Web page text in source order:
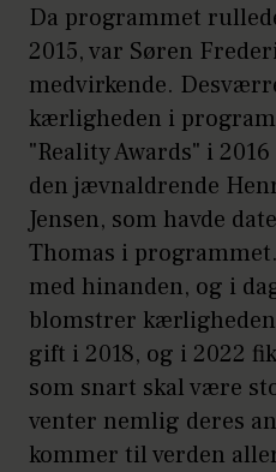
Da programmet
2015, var Søren
medvirkende.
kærligheden i
"Reality Awards" i
den jævnaldrende
Jensen, som havde
Thomas i
med hinanden, og i
blomstrer
gift i 2018, og i 2022
som snart skal være
venter nemlig deres
kommer til verden